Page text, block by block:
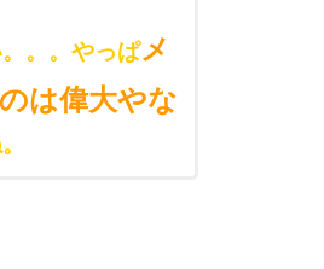
。。やっぱメ
は偉大やな